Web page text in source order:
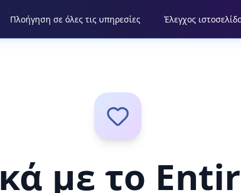
Πλοήγηση σε όλες τις υπηρεσίες Έλεγχος
με το